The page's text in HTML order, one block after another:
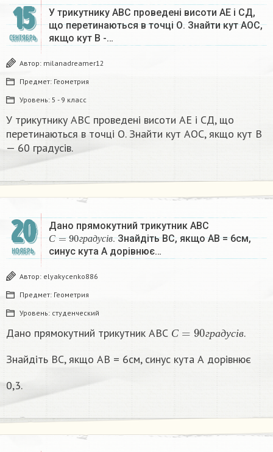
15
СЕНТЯБРЬ
У трикутнику АВС проведені висоти АЕ і СД,
що перетинаються в точці О. Знайти кут АОС,
якщо кут В -…
Автор: milanadreamer12
Предмет: Геометрия
Уровень: 5 - 9 класс
У трикутнику АВС проведені висоти АЕ і СД, що
перетинаються в точці О. Знайти кут АОС, якщо кут В
— 60 градусів.
20
НОЯБРЬ
Дано прямокутний трикутник АВС
С гр а д у с ів
С=90градусів. Знайдіть ВС, якщо АВ = 6см,
синус кута А дорівнює…
Автор: elyakycenko886
Предмет: Геометрия
Уровень: студенческий
Дано прямокутний трикутник АВС С г р а д у с і в
С= 90гр ус в .
Знайдіть ВС, якщо АВ = 6см, синус кута А дорівнює
0,3.